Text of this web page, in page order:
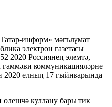
информ» мәгълүмат
электрон газетасы
2020 Россиянең элемтә,
гаммәви коммуникацияләрне
2020 елның 17 гыйнварында
куллану бары тик